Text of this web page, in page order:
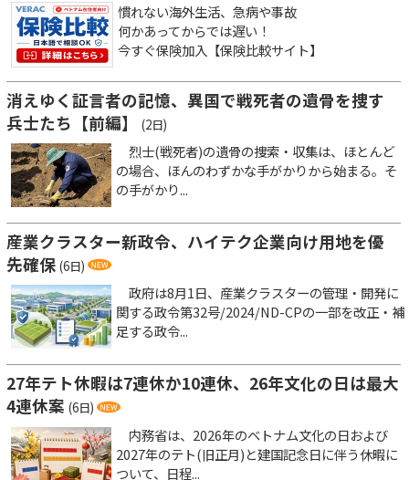
慣れない海外生活、急病や事故
何かあってからでは遅い！
今すぐ保険加入【保険比較サイト】
消えゆく証言者の記憶、異国で戦死者の遺骨を捜す
兵士たち【前編】
(2日)
烈士(戦死者)の遺骨の捜索・収集は、ほとんど
の場合、ほんのわずかな手がかりから始まる。そ
の手がかり...
産業クラスター新政令、ハイテク企業向け用地を優
先確保 (6日)
政府は8月1日、産業クラスターの管理・開発に
関する政令第32号/2024/ND-CPの一部を改正・補
足する政令...
27年テト休暇は7連休か10連休、26年文化の日は最大
4連休案 (6日)
内務省は、2026年のベトナム文化の日および
2027年のテト(旧正月)と建国記念日に伴う休暇に
ついて、日程...